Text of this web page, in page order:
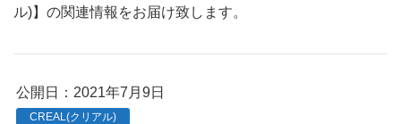
ル)】の関連情報をお届け致します。
公開日： 2021年7月9日
CREAL(クリアル)